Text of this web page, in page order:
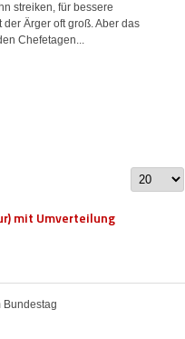
streiken, für bessere
Ärger oft groß. Aber das
Chefetagen...
Anzeige
mit Umverteilung
Bundestag